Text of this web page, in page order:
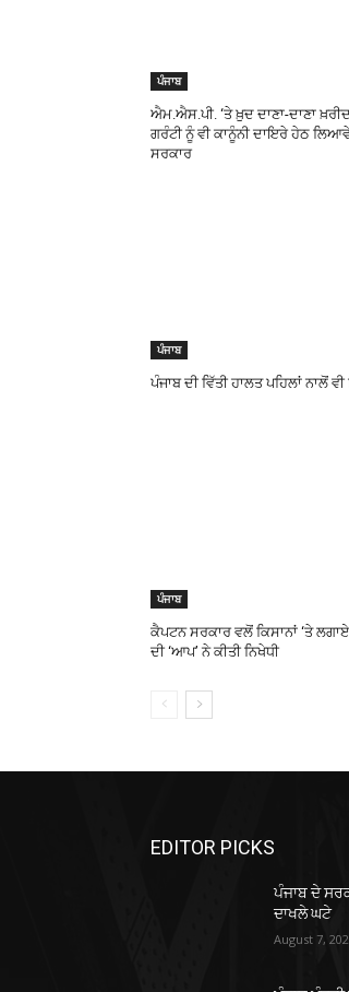
ਪੰਜਾਬ
ਐਮ.ਐਸ.ਪੀ. ‘ਤੇ ਖ਼ੁਦ ਦਾਣਾ-ਦਾਣਾ
ਗਰੰਟੀ ਨੂੰ ਵੀ ਕਾਨੂੰਨੀ ਦਾਇਰੇ ਹੇਠ
ਸਰਕਾਰ
ਪੰਜਾਬ
ਪੰਜਾਬ ਦੀ ਵਿੱਤੀ ਹਾਲਤ ਪਹਿਲਾਂ ਨਾਲੋਂ ਵੀ
ਪੰਜਾਬ
ਕੈਪਟਨ ਸਰਕਾਰ ਵਲੋਂ ਕਿਸਾਨਾਂ ‘ਤੇ
ਦੀ ‘ਆਪ’ ਨੇ ਕੀਤੀ ਨਿਖੇਧੀ
EDITOR PICKS
ਪੰਜਾਬ ਦੇ
ਦਾਖਲੇ ਘਟੇ
August 7,